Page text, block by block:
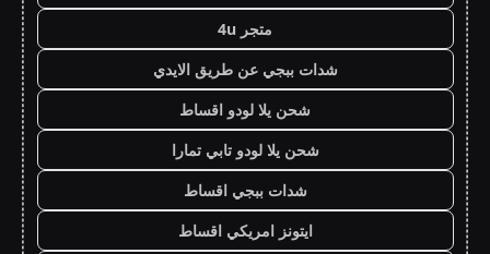
متجر 4u
شدات ببجي عن طريق الايدي
شحن يلا لودو اقساط
شحن يلا لودو تابي تمارا
شدات ببجي اقساط
ايتونز امريكي اقساط